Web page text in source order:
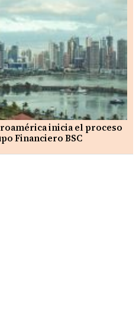
inicia el proceso
Financiero BSC